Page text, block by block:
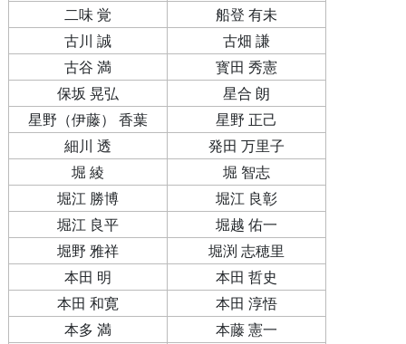
二味 覚
船登 有未
古川 誠
古畑 謙
古谷 満
寳田 秀憲
保坂 晃弘
星合 朗
星野（伊藤） 香葉
星野 正己
細川 透
発田 万里子
堀 綾
堀 智志
堀江 勝博
堀江 良彰
堀江 良平
堀越 佑一
堀野 雅祥
堀渕 志穂里
本田 明
本田 哲史
本田 和寛
本田 淳悟
本多 満
本藤 憲一